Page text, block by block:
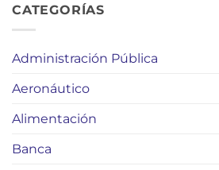
CATEGORÍAS
Administración Pública
Aeronáutico
Alimentación
Banca